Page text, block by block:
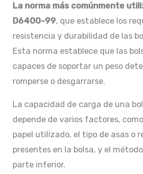
La norma más comúnmente
D6400-99, que establece los
resistencia y durabilidad de las
Esta norma establece que las
capaces de soportar un peso
romperse o desgarrarse.
La capacidad de carga de una
depende de varios factores,
papel utilizado, el tipo de asas o
presentes en la bolsa, y el
parte inferior.